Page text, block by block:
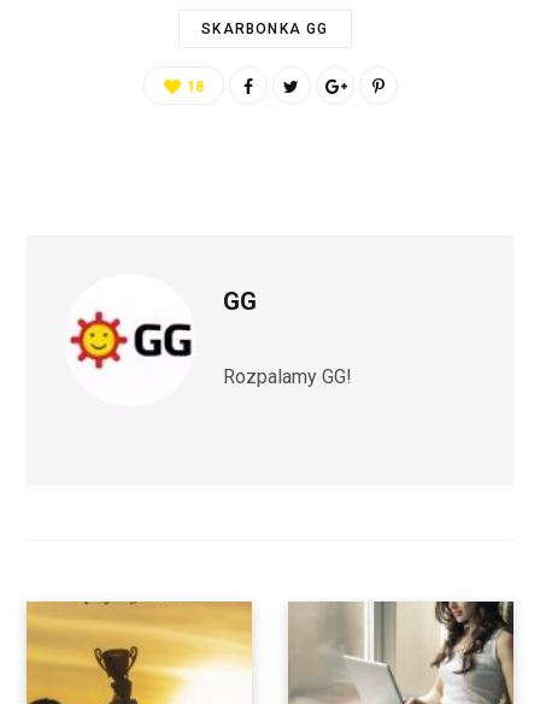
SKARBONKA GG
18
GG
Rozpalamy GG!